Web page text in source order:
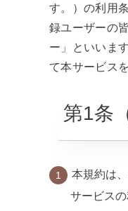
す。）の利用
録ユーザーの
ー」といいま
て本サービス
第1条
本規約は
サービス